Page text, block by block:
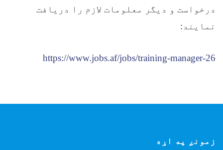
درخواست و دیگر معلومات لازم را دریافت
نمایند:
https://www.jobs.af/jobs/training-manager-26
زمونږ په اړه